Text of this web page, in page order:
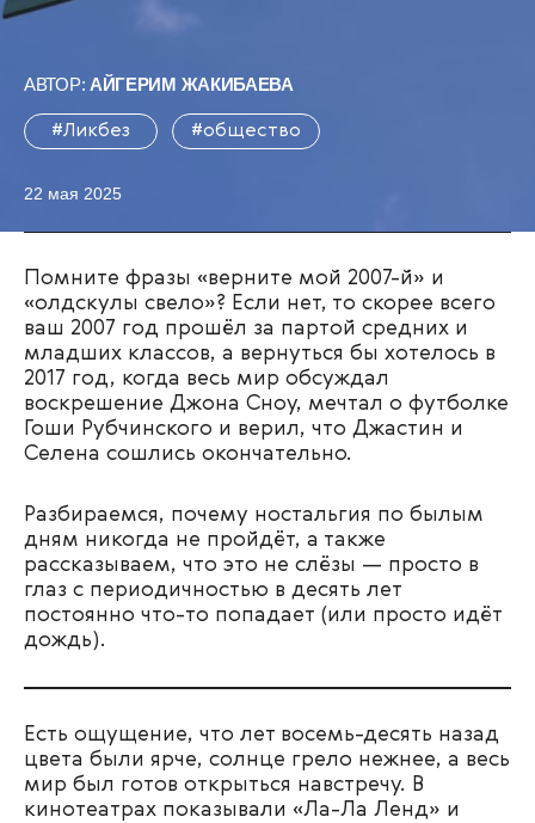
АВТОР: АЙГЕРИМ ЖАКИБАЕВА
#Ликбез #общество
22 мая 2025
Помните фразы «верните мой 2007-й» и
«олдскулы свело»? Если нет, то скорее всего
ваш 2007 год прошёл за партой средних и
младших классов, а вернуться бы хотелось в
2017 год, когда весь мир обсуждал
воскрешение Джона Сноу, мечтал о футболке
Гоши Рубчинского и верил, что Джастин и
Селена сошлись окончательно.
Разбираемся, почему ностальгия по былым
дням никогда не пройдёт, а также
рассказываем, что это не слёзы — просто в
глаз с периодичностью в десять лет
постоянно что-то попадает (или просто идёт
дождь).
Есть ощущение, что лет восемь-десять назад
цвета были ярче, солнце грело нежнее, а весь
мир был готов открыться навстречу. В
кинотеатрах показывали «Ла-Ла Ленд» и